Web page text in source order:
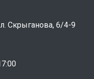
Скрыганова, 6/4-9